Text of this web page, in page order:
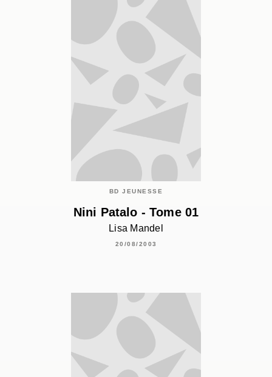
BD JEUNESSE
Nini Patalo - Tome 01
Lisa Mandel
20/08/2003